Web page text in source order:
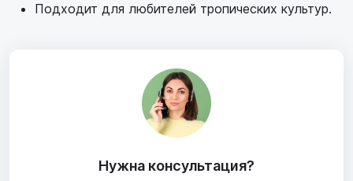
Подходит для любителей тропических культур.
Нужна консультация?